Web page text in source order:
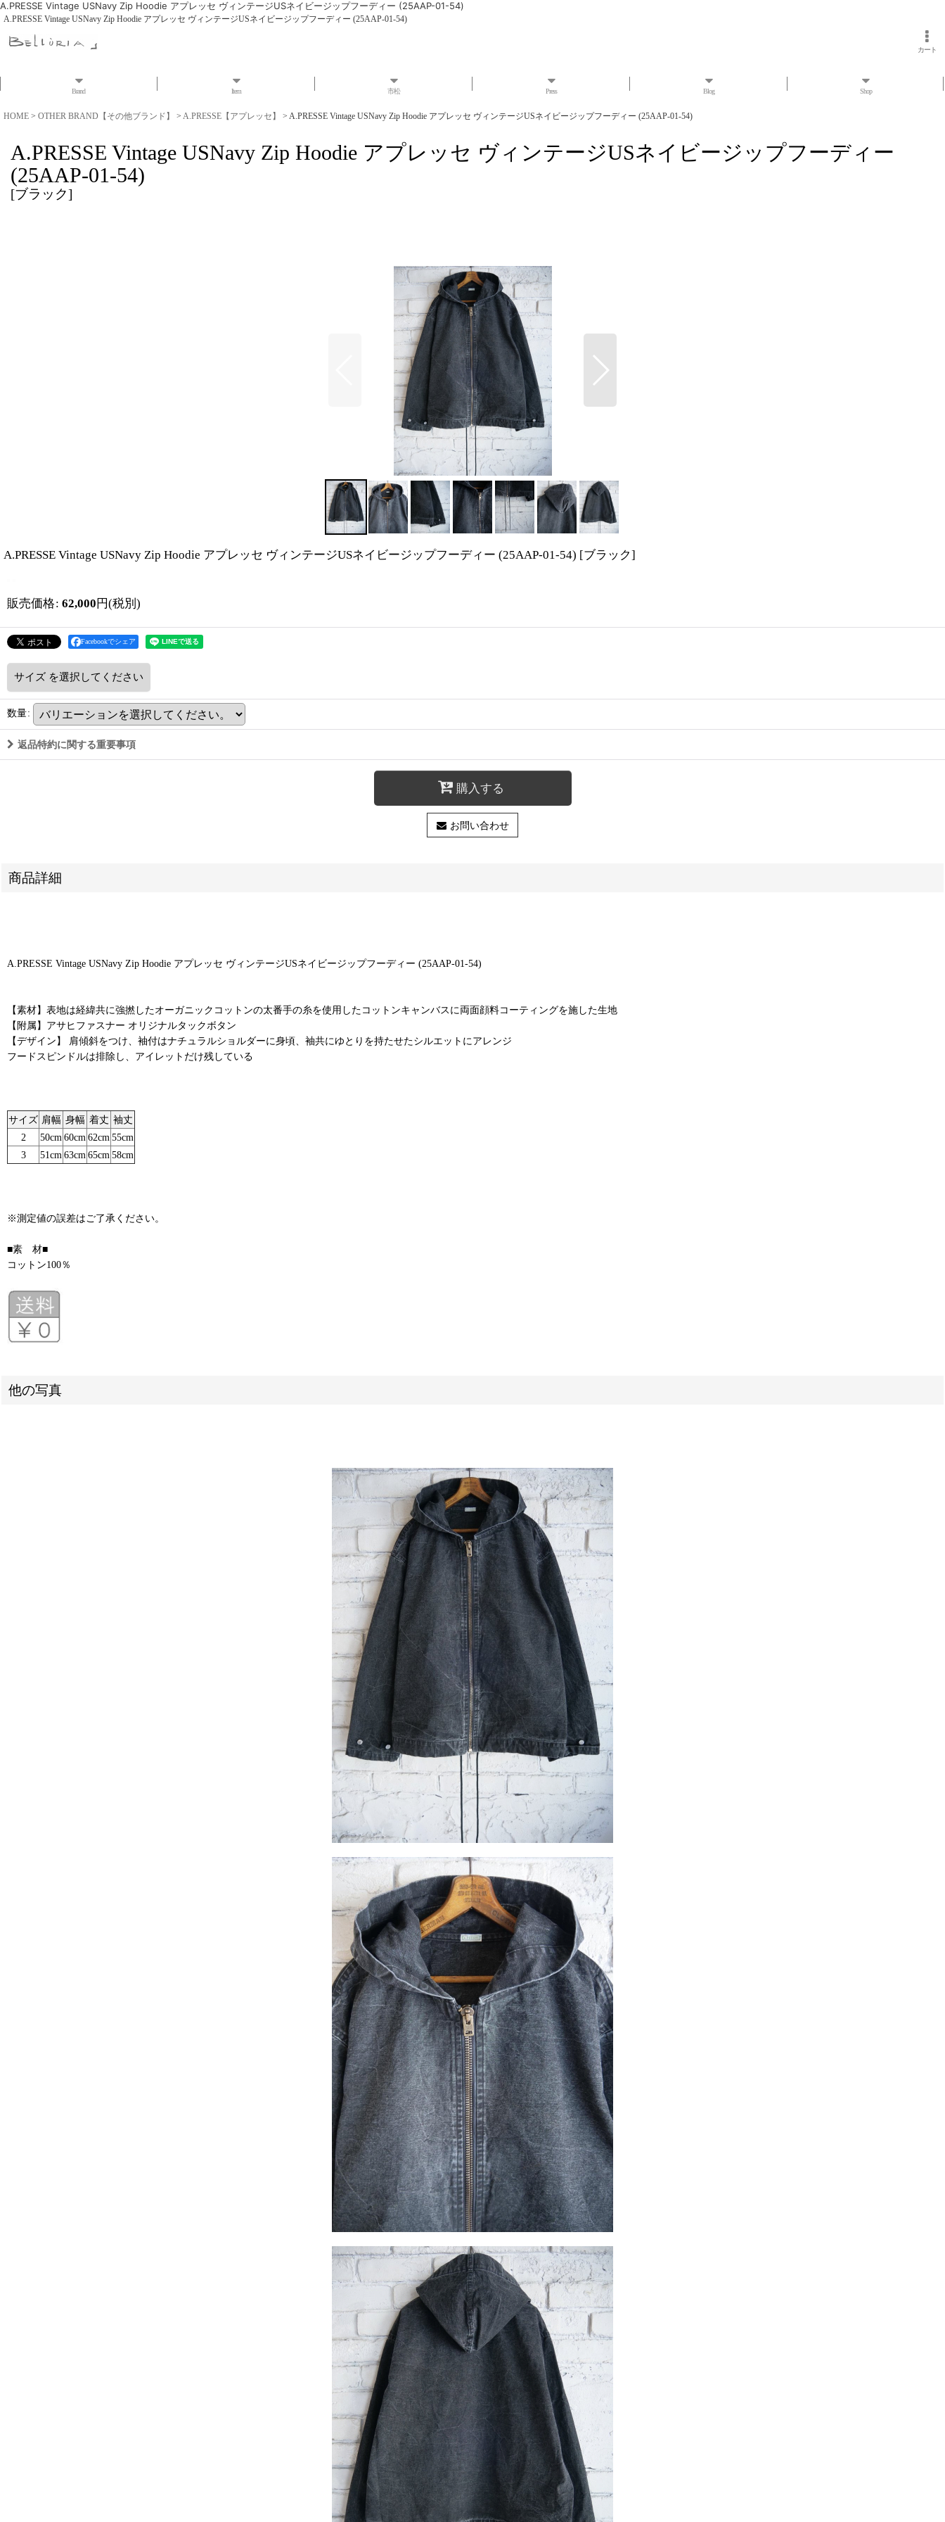
A.PRESSE Vintage USNavy Zip Hoodie アプレッセ ヴィンテージUSネイビージップフーディー (25AAP-01-54)
A.PRESSE Vintage USNavy Zip Hoodie アプレッセ ヴィンテージUSネイビージップフーディー (25AAP-01-54)
カート
Brand Item 市松 Press Blog Shop
HOME > OTHER BRAND【その他ブランド】 > A.PRESSE【アプレッセ】 > A.PRESSE Vintage USNavy Zip Hoodie アプレッセ ヴィンテージUSネイビージップフーディー (25AAP-01-54)
A.PRESSE Vintage USNavy Zip Hoodie アプレッセ ヴィンテージUSネイビージップフーディー
(25AAP-01-54)
[ブラック]
A.PRESSE Vintage USNavy Zip Hoodie アプレッセ ヴィンテージUSネイビージップフーディー (25AAP-01-54) [ブラック]
販売価格: 62,000 円(税別)
Facebookでシェア
サイズ を選択してください
数量:
返品特約に関する重要事項
購入する
お問い合わせ
商品詳細
A.PRESSE Vintage USNavy Zip Hoodie アプレッセ ヴィンテージUSネイビージップフーディー (25AAP-01-54)
【素材】表地は経緯共に強撚したオーガニックコットンの太番手の糸を使用したコットンキャンバスに両面顔料コーティングを施した生地
【附属】アサヒファスナー オリジナルタックボタン
【デザイン】 肩傾斜をつけ、袖付はナチュラルショルダーに身頃、袖共にゆとりを持たせたシルエットにアレンジ
フードスピンドルは排除し、アイレットだけ残している
サイズ 肩幅 身幅 着丈 袖丈
2
50cm 60cm 62cm 55cm
3
51cm 63cm 65cm 58cm
※測定値の誤差はご了承ください。
■素 材■
コットン100％
他の写真